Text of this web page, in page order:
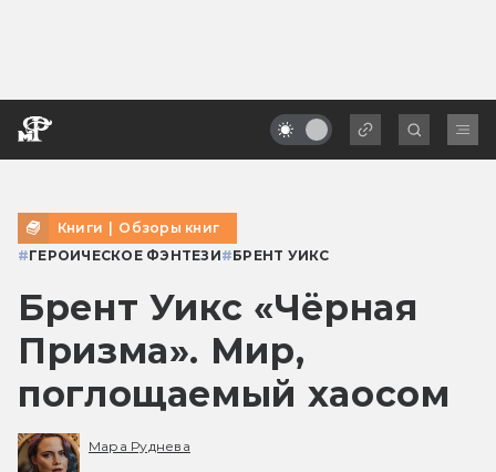
Книги | Обзоры книг
#ГЕРОИЧЕСКОЕ ФЭНТЕЗИ#БРЕНТ УИКС
Брент Уикс «Чёрная
Призма». Мир,
поглощаемый хаосом
Мара Руднева